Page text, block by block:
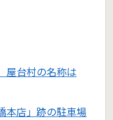
屋台村の名称は
本店」跡の駐車場